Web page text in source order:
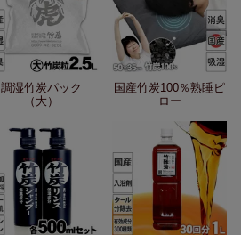
調湿竹炭パック
（大）
国産竹炭100％熟睡ピ
ロー